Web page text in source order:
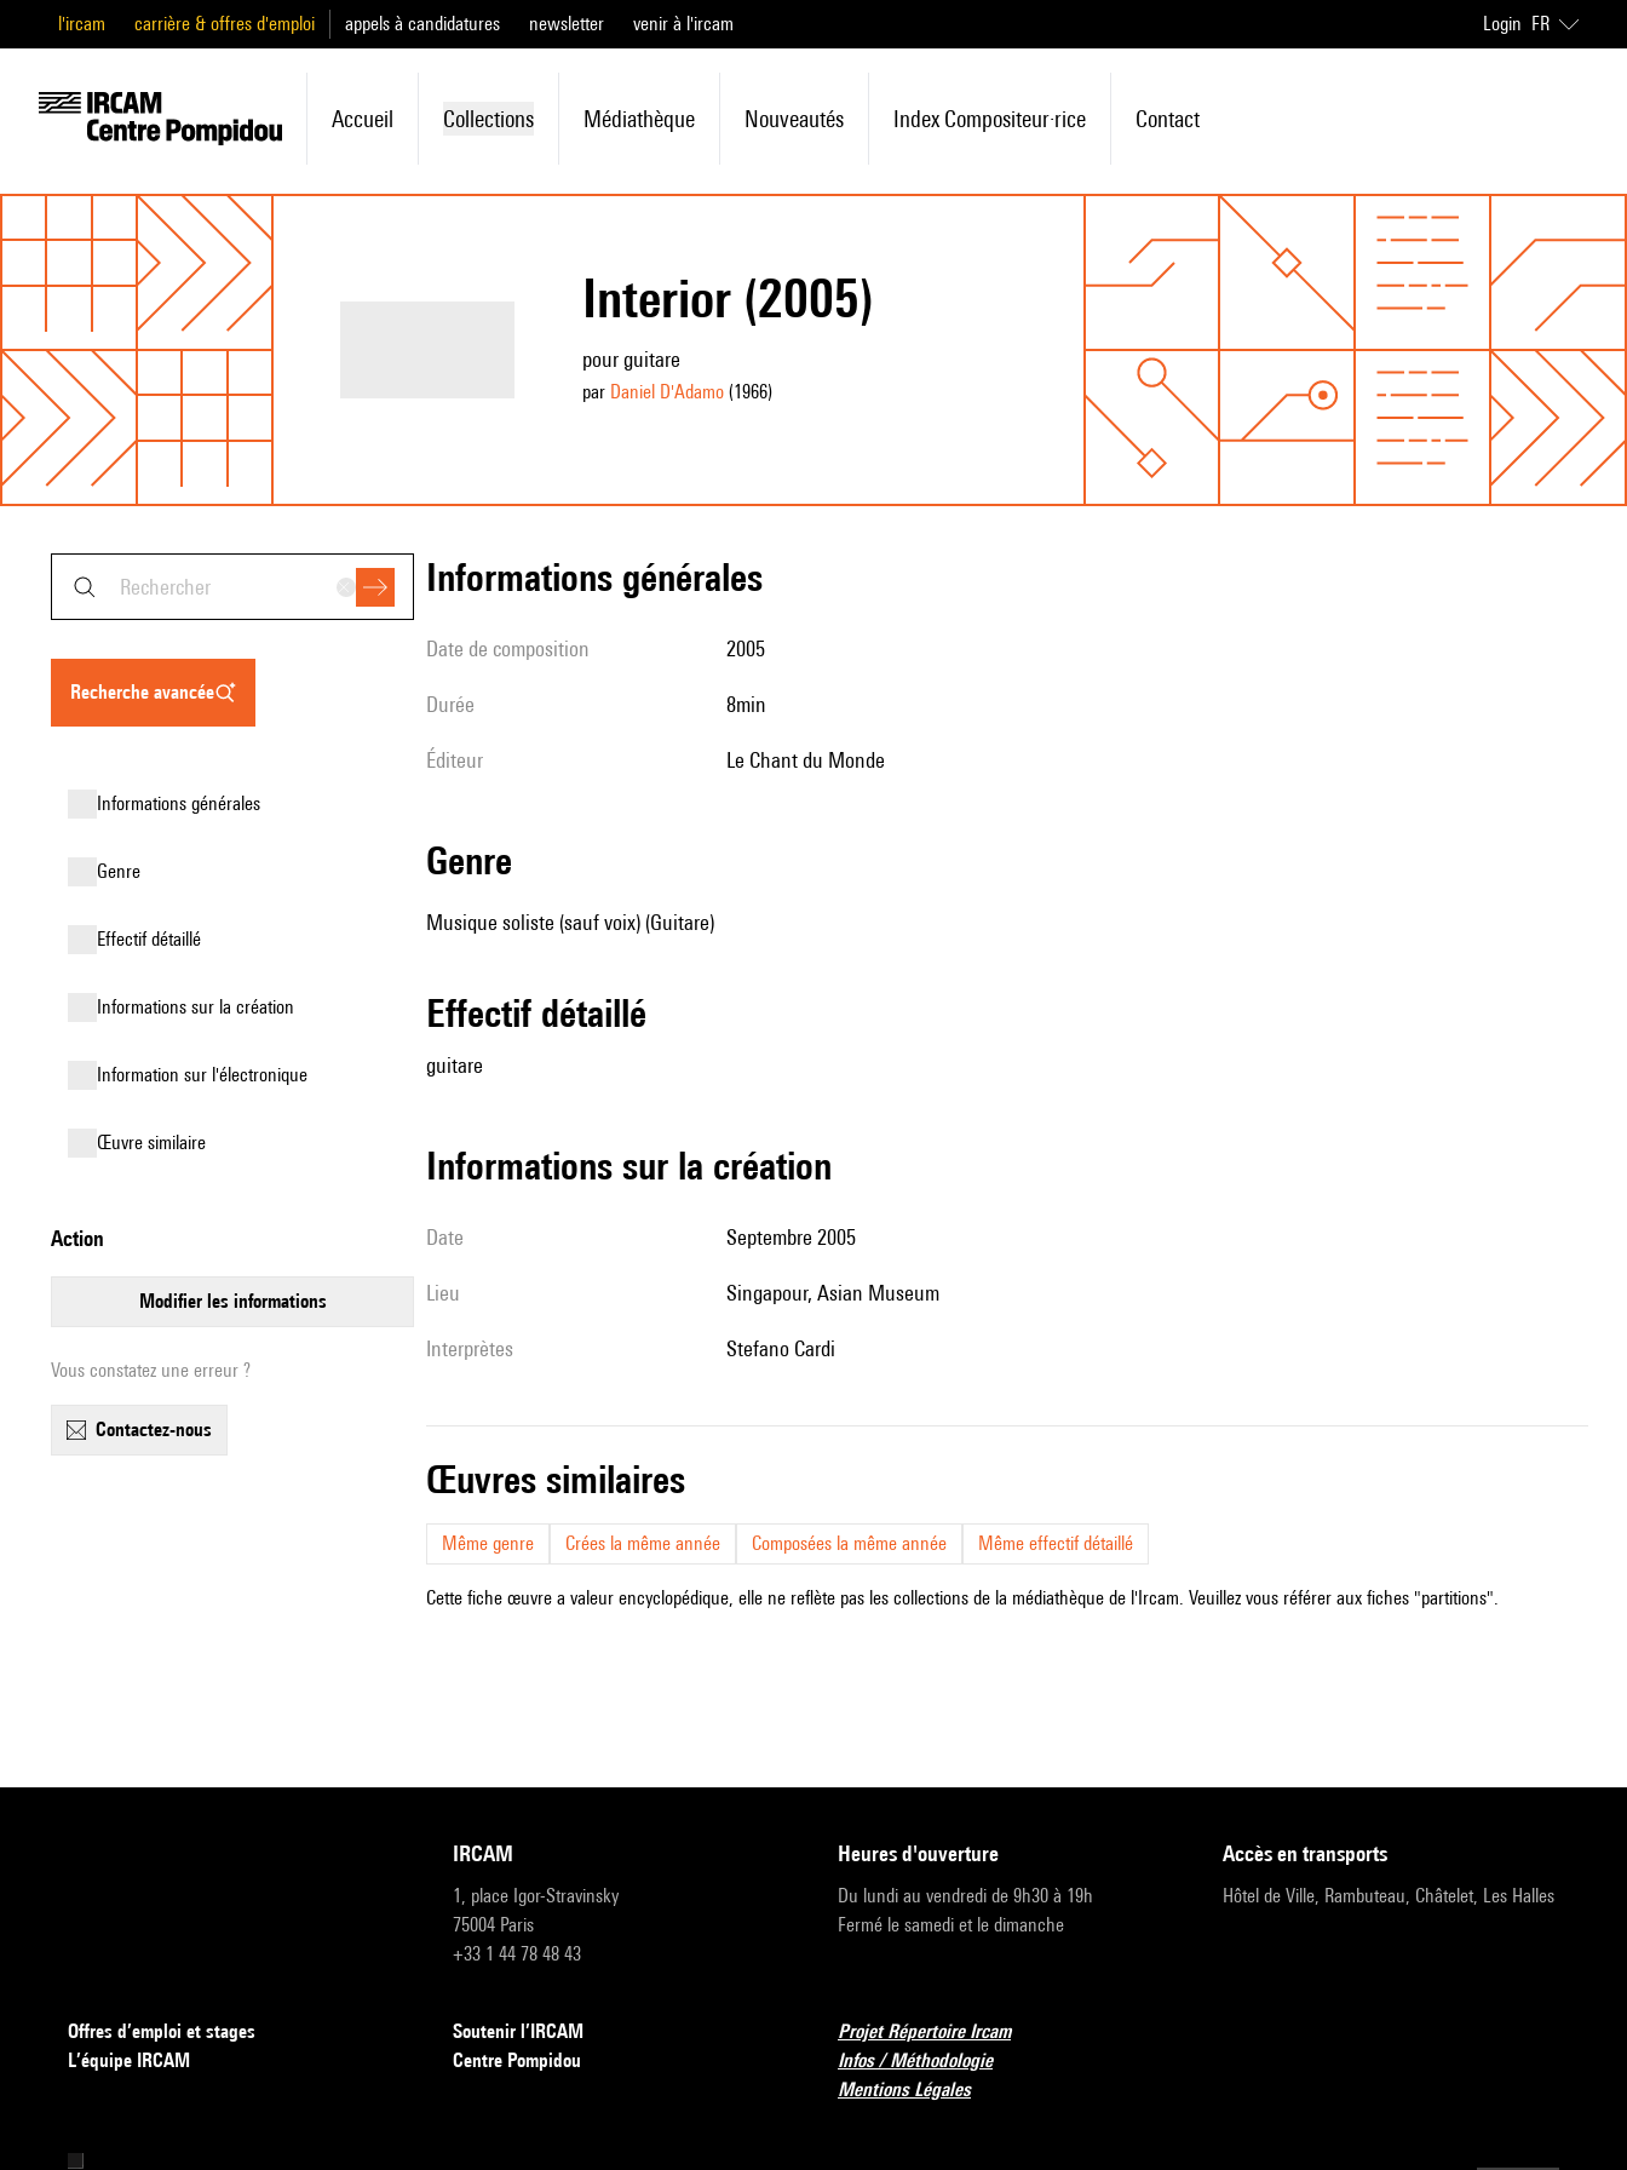
l'ircam carrière & offres d'emploi appels à candidatures newsletter venir à l'ircam Login FR
Accueil Collections Médiathèque Nouveautés Index Compositeur·rice Contact
Interior (2005)
pour guitare
par Daniel D'Adamo(1966)
recherche avancée
informations générales
genre
effectif détaillé
informations sur la création
Information sur l'électronique
œuvre similaire
action
modifier les informations
Vous constatez une erreur ?
contactez-nous
informations générales
date de composition 2005
durée 8min
éditeur Le Chant du Monde
genre
Musique soliste (sauf voix) (Guitare)
effectif détaillé
guitare
informations sur la création
date Septembre 2005
lieu Singapour, Asian Museum
interprètes Stefano Cardi
œuvres similaires
Même genre Crées la même année Composées la même année Même effectif détaillé
Cette fiche œuvre a valeur encyclopédique, elle ne reflète pas les collections de la médiathèque de l'Ircam. Veuillez vous référer aux fiches "partitions".
IRCAM
1, place Igor-Stravinsky
75004 Paris
+33 1 44 78 48 43
heures d'ouverture
Du lundi au vendredi de 9h30 à 19h
Fermé le samedi et le dimanche
accès en transports
Hôtel de Ville, Rambuteau, Châtelet, Les Halles
Offres d’emploi et stages
L’équipe IRCAM
Soutenir l’IRCAM
Centre Pompidou
Projet Répertoire Ircam
Infos / Méthodologie
Mentions Légales